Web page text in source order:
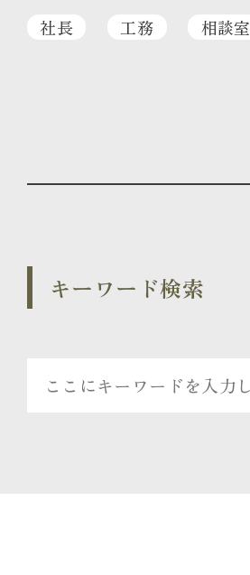
社長 工務 相談室
キーワード検索